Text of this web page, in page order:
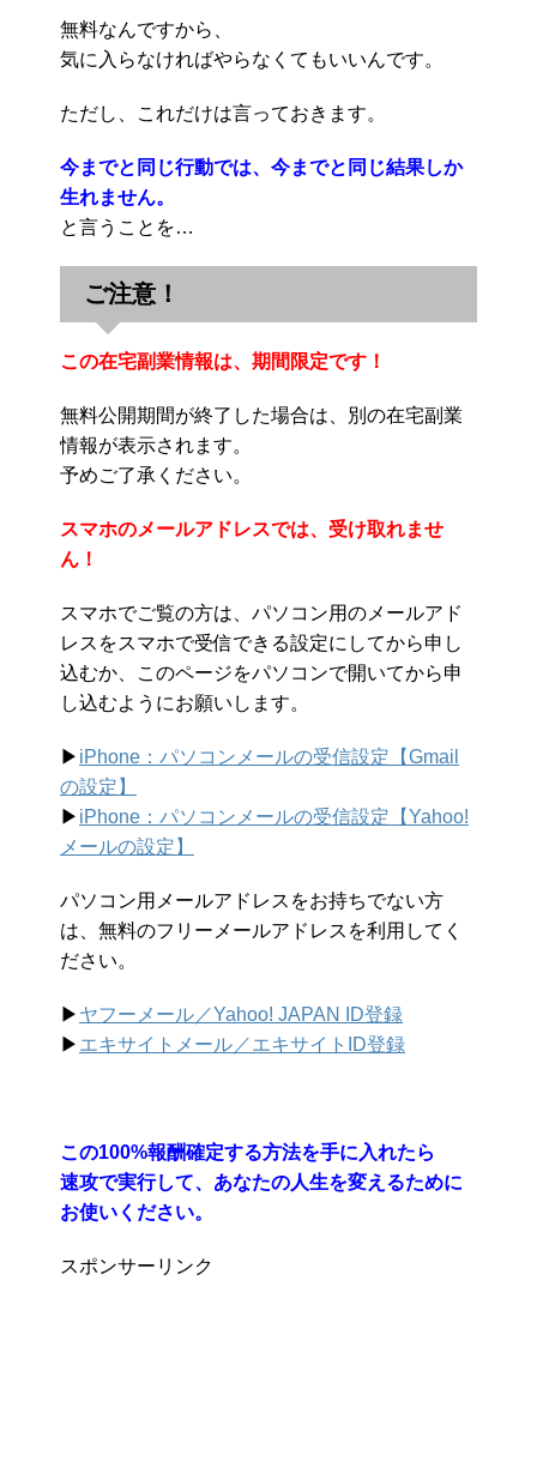
無料なんですから、
気に入らなければやらなくてもいいんです。
ただし、これだけは言っておきます。
今までと同じ行動では、今までと同じ結果しか
生れません。
と言うことを…
ご注意！
この在宅副業情報は、期間限定です！
無料公開期間が終了した場合は、別の在宅副業
情報が表示されます。
予めご了承ください。
スマホのメールアドレスでは、受け取れませ
ん！
スマホでご覧の方は、パソコン用のメールアド
レスをスマホで受信できる設定にしてから申し
込むか、このページをパソコンで開いてから申
し込むようにお願いします。
▶︎ iPhone：パソコンメールの受信設定【Gmail
の設定】
▶︎ iPhone：パソコンメールの受信設定【Yahoo!
メールの設定】
パソコン用メールアドレスをお持ちでない方
は、無料のフリーメールアドレスを利用してく
ださい。
▶︎ ヤフーメール／Yahoo! JAPAN ID登録
▶︎ エキサイトメール／エキサイトID登録
この100%報酬確定する方法を手に入れたら
速攻で実行して、あなたの人生を変えるために
お使いください。
スポンサーリンク